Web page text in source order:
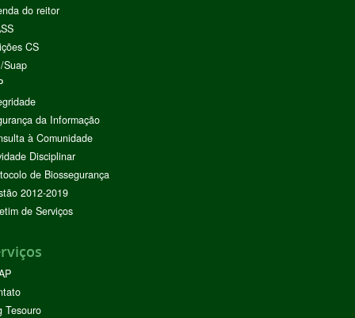
do reitor
CS
Suap
da Informação
à Comunidade
Disciplinar
de Biossegurança
2012-2019
de Serviços
Tesouro